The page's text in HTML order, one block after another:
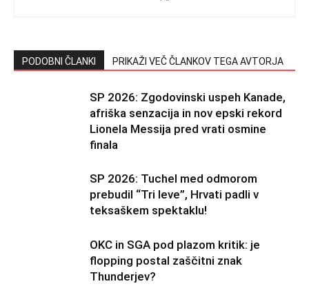
PODOBNI ČLANKI PRIKAŽI VEČ ČLANKOV TEGA AVTORJA
SP 2026: Zgodovinski uspeh Kanade,
afriška senzacija in nov epski rekord
Lionela Messija pred vrati osmine
finala
SP 2026: Tuchel med odmorom
prebudil “Tri leve”, Hrvati padli v
teksaškem spektaklu!
OKC in SGA pod plazom kritik: je
flopping postal zaščitni znak
Thunderjev?